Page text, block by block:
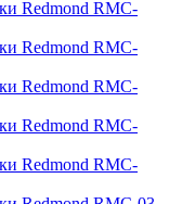
Redmond RMC-
Redmond RMC-
Redmond RMC-
Redmond RMC-
Redmond RMC-